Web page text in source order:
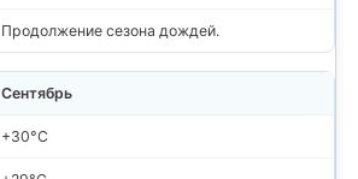
Продолжение сезона дождей.
Сентябрь
+30°C